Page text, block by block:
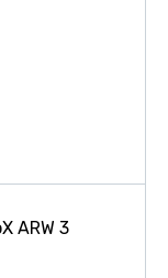
ARW 3